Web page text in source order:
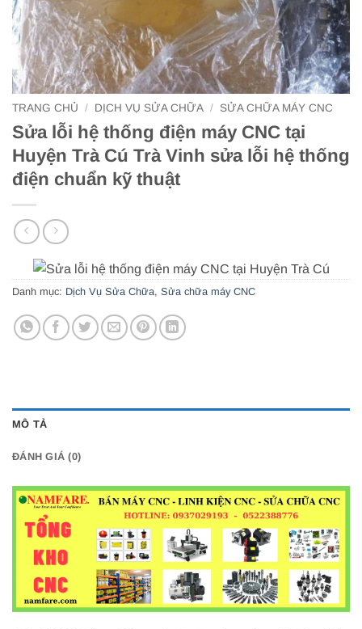
TRANG CHỦ / DỊCH VỤ SỬA CHỮA / SỬA CHỮA MÁY CNC
Sửa lỗi hệ thống điện máy CNC tại
Huyện Trà Cú Trà Vinh sửa lỗi hệ thống
điện chuẩn kỹ thuật
Danh mục: Dịch Vụ Sửa Chữa, Sửa chữa máy CNC
MÔ TẢ
ĐÁNH GIÁ (0)